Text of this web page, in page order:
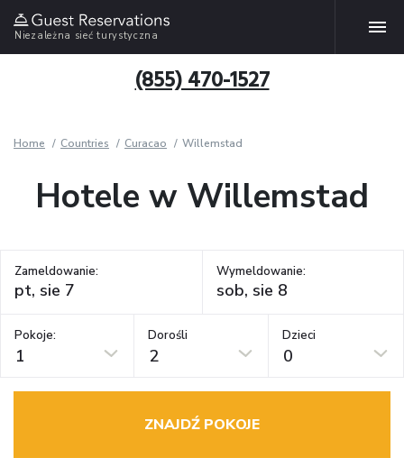
Niezależna sieć turystyczna
(855) 470-1527
Home Countries Curacao Willemstad
Hotele w Willemstad
Zameldowanie: Wymeldowanie:
Pokoje:
1
Dorośli
2
Dzieci
0
ZNAJDŹ POKOJE